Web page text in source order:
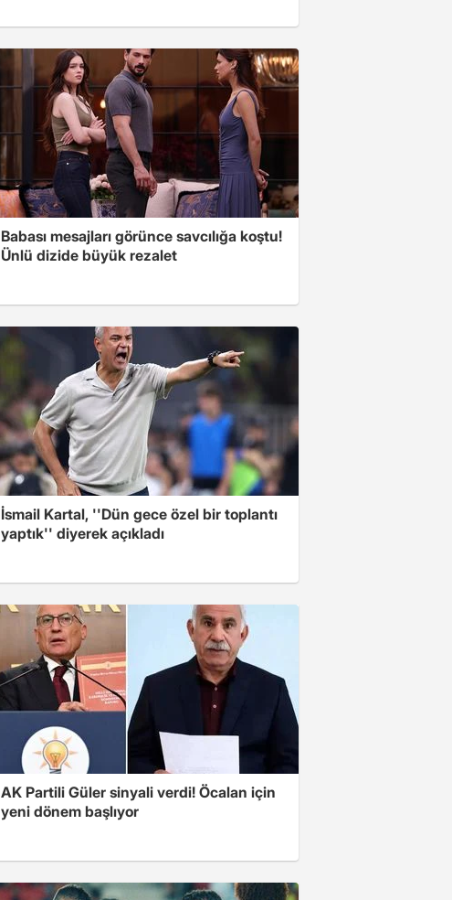
Babası mesajları görünce savcılığa koştu!
Ünlü dizide büyük rezalet
İsmail Kartal, ''Dün gece özel bir toplantı
yaptık'' diyerek açıkladı
AK Partili Güler sinyali verdi! Öcalan için
yeni dönem başlıyor